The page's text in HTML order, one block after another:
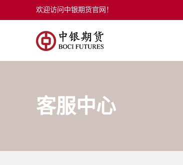
欢迎访问中银期货官网！
客服中心